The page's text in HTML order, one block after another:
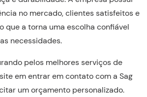
no mercado, clientes satisfeitos e
que a torna uma escolha confiável
necessidades.
pelos melhores serviços de
em entrar em contato com a Sag
um orçamento personalizado.